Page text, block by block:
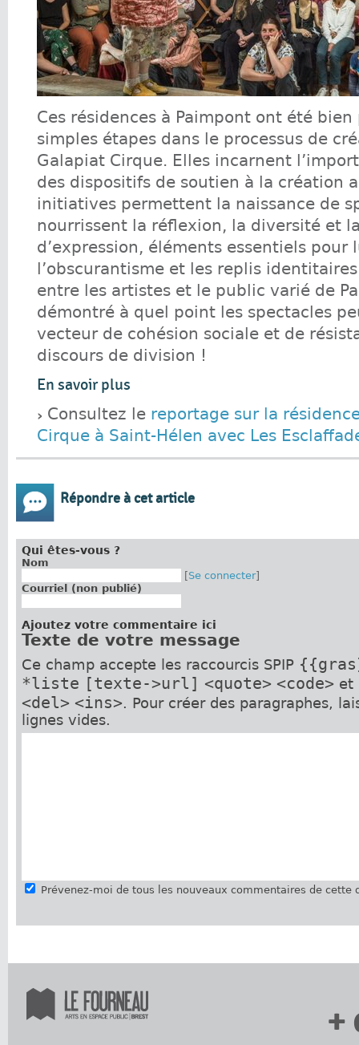
Ces résidences à Paimpont ont été
simples étapes dans le processus de
Galapiat Cirque. Elles incarnent
des dispositifs de soutien à la création
initiatives permettent la naissance de
nourrissent la réflexion, la diversité et
d’expression, éléments essentiels pour
l’obscurantisme et les replis
entre les artistes et le public varié de
démontré à quel point les spectacles
vecteur de cohésion sociale et de
discours de division !
En savoir plus
Consultez le reportage sur la
Cirque à Saint-Hélen avec Les
Répondre à cet article
Qui êtes-vous ?
Nom
[Se connecter]
Courriel (non publié)
Ajoutez votre commentaire ici
Texte de votre message
Ce champ accepte les raccourcis SPIP
*liste [texte->url] <quote> <code>et
<del> <ins>. Pour créer des paragraphes,
lignes vides.
Prévenez-moi de tous les nouveaux commentaires de cette
+